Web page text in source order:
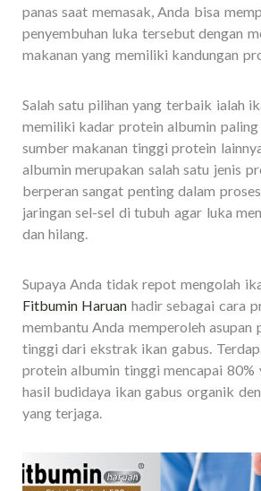
panas saat memasak, Anda bisa
penyembuhan luka tersebut dengan
makanan yang memiliki kandungan
Salah satu pilihan yang terbaik ialah
memiliki kadar protein albumin
sumber makanan tinggi protein
albumin merupakan salah satu jenis
berperan sangat penting dalam
jaringan sel-sel di tubuh agar luka
dan hilang.
Supaya Anda tidak repot mengolah
Fitbumin Haruan hadir sebagai cara
membantu Anda memperoleh asupan
tinggi dari ekstrak ikan gabus.
protein albumin tinggi mencapai 80%
hasil budidaya ikan gabus organik
yang terjaga.